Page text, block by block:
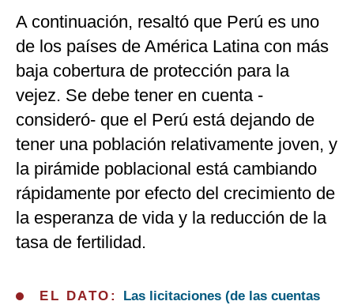
A continuación, resaltó que Perú es uno
de los países de América Latina con más
baja cobertura de protección para la
vejez. Se debe tener en cuenta -
consideró- que el Perú está dejando de
tener una población relativamente joven, y
la pirámide poblacional está cambiando
rápidamente por efecto del crecimiento de
la esperanza de vida y la reducción de la
tasa de fertilidad.
EL DATO:
Las licitaciones (de las cuentas